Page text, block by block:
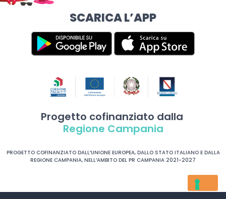
SCARICA L’APP
Progetto cofinanziato dalla
Regione Campania
PROGETTO COFINANZIATO DALL’UNIONE EUROPEA, DALLO STATO ITALIANO E DALLA
REGIONE CAMPANIA, NELL’AMBITO DEL PR CAMPANIA 2021-2027